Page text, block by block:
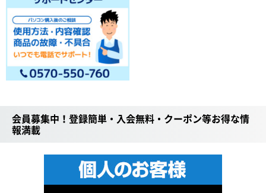
会員募集中！登録簡単・入会無料・クーポン等お得な情
報満載